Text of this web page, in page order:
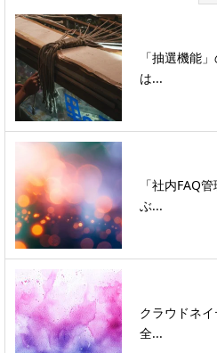
「抽選機能
は...
「社内FAQ
ぶ...
クラウドネ
全...